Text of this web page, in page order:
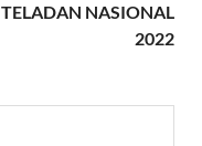
TELADAN NASIONAL
2022